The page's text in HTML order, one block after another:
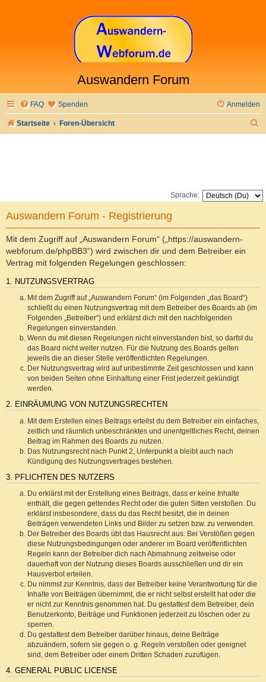
Auswandern Forum
FAQ Spenden Anmelden
Startseite Foren-Übersicht
Sprache:
Auswandern Forum - Registrierung
Mit dem Zugriff auf „Auswandern Forum“ („https://auswandern-
webforum.de/phpBB3“) wird zwischen dir und dem Betreiber ein
Vertrag mit folgenden Regelungen geschlossen:
1. NUTZUNGSVERTRAG
Mit dem Zugriff auf „Auswandern Forum“ (im Folgenden „das Board“)
schließt du einen Nutzungsvertrag mit dem Betreiber des Boards ab (im
Folgenden „Betreiber“) und erklärst dich mit den nachfolgenden
Regelungen einverstanden.
Wenn du mit diesen Regelungen nicht einverstanden bist, so darfst du
das Board nicht weiter nutzen. Für die Nutzung des Boards gelten
jeweils die an dieser Stelle veröffentlichten Regelungen.
Der Nutzungsvertrag wird auf unbestimmte Zeit geschlossen und kann
von beiden Seiten ohne Einhaltung einer Frist jederzeit gekündigt
werden.
2. EINRÄUMUNG VON NUTZUNGSRECHTEN
Mit dem Erstellen eines Beitrags erteilst du dem Betreiber ein einfaches,
zeitlich und räumlich unbeschränktes und unentgeltliches Recht, deinen
Beitrag im Rahmen des Boards zu nutzen.
Das Nutzungsrecht nach Punkt 2, Unterpunkt a bleibt auch nach
Kündigung des Nutzungsvertrages bestehen.
3. PFLICHTEN DES NUTZERS
Du erklärst mit der Erstellung eines Beitrags, dass er keine Inhalte
enthält, die gegen geltendes Recht oder die guten Sitten verstoßen. Du
erklärst insbesondere, dass du das Recht besitzt, die in deinen
Beiträgen verwendeten Links und Bilder zu setzen bzw. zu verwenden.
Der Betreiber des Boards übt das Hausrecht aus. Bei Verstößen gegen
diese Nutzungsbedingungen oder anderer im Board veröffentlichten
Regeln kann der Betreiber dich nach Abmahnung zeitweise oder
dauerhaft von der Nutzung dieses Boards ausschließen und dir ein
Hausverbot erteilen.
Du nimmst zur Kenntnis, dass der Betreiber keine Verantwortung für die
Inhalte von Beiträgen übernimmt, die er nicht selbst erstellt hat oder die
er nicht zur Kenntnis genommen hat. Du gestattest dem Betreiber, dein
Benutzerkonto, Beiträge und Funktionen jederzeit zu löschen oder zu
sperren.
Du gestattest dem Betreiber darüber hinaus, deine Beiträge
abzuändern, sofern sie gegen o. g. Regeln verstoßen oder geeignet
sind, dem Betreiber oder einem Dritten Schaden zuzufügen.
4. GENERAL PUBLIC LICENSE